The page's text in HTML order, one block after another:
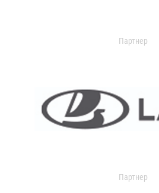
Партнер
Партнер